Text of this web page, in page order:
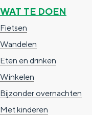
WAT TE DOEN
Fietsen
Wandelen
Eten en drinken
Winkelen
Bijzonder overnachten
Met kinderen